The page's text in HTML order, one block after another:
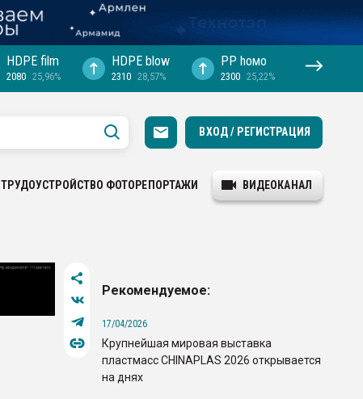
HDPE film
2080 25,96%
HDPE blow
2310 28,57%
PP hомо
2300 25,22%
ВХОД / РЕГИСТРАЦИЯ
ТРУДОУСТРОЙСТВО ФОТОРЕПОРТАЖИ ВИДЕОКАНАЛ
Рекомендуемое:
17/04/2026
Крупнейшая мировая выставка
пластмасс CHINAPLAS 2026 открывается
на днях